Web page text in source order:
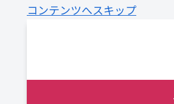
コンテンツへスキップ